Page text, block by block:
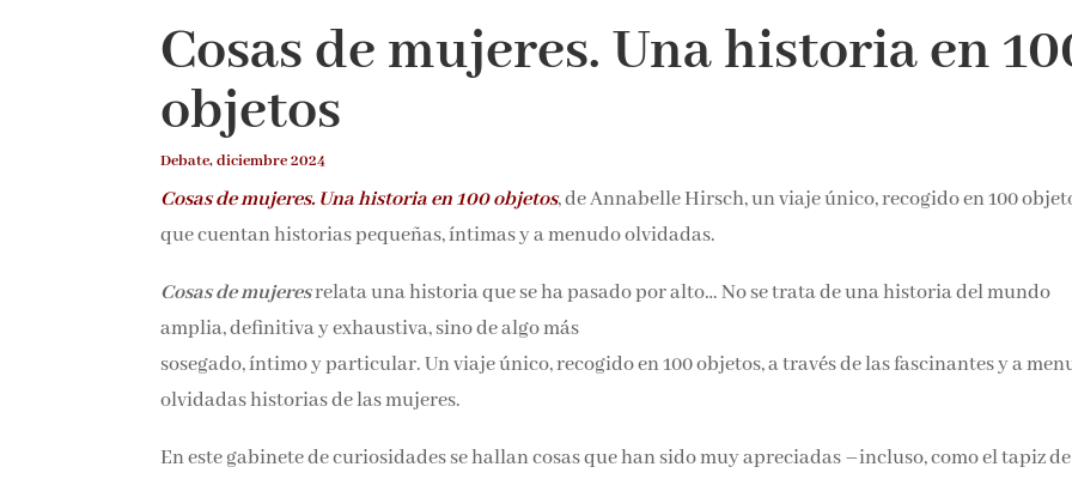
Cosas de mujeres. Una historia en
objetos
Debate, diciembre 2024
Cosas de mujeres. Una historia en 100 objetos, de Annabelle Hirsch, un viaje único, recogido en 100
que cuentan historias pequeñas, íntimas y a menudo olvidadas.
Cosas de mujeresrelata una historia que se ha pasado por alto… No se trata de una historia del mundo
amplia, definitiva y exhaustiva, sino de algo más
sosegado, íntimo y particular. Un viaje único, recogido en 100 objetos, a través de las fascinantes y a
olvidadas historias de las mujeres.
En este gabinete de curiosidades se hallan cosas que han sido muy apreciadas –incluso, como el tapiz de
Pierdas
de la literatura y recibe las